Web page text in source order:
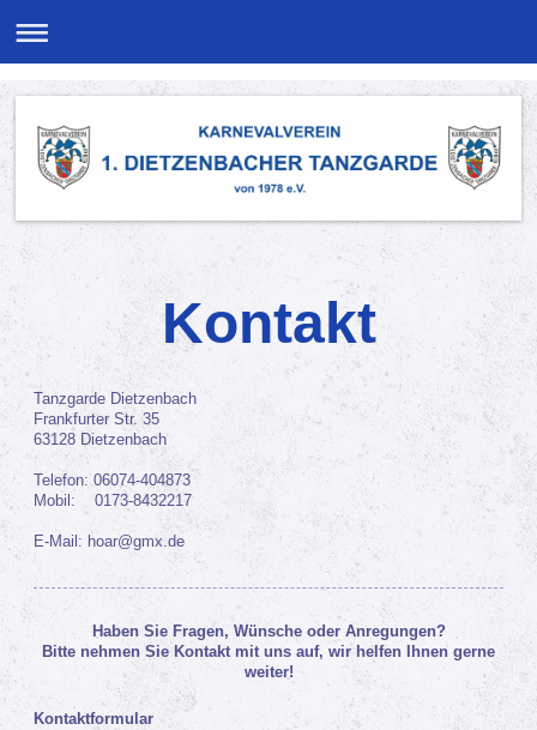
Kontakt
Tanzgarde Dietzenbach
Frankfurter Str. 35
63128 Dietzenbach
Telefon: 06074-404873
Mobil: 0173-8432217
E-Mail: hoar@gmx.de
Haben Sie Fragen, Wünsche oder Anregungen?
Bitte nehmen Sie Kontakt mit uns auf, wir helfen Ihnen gerne
weiter!
Kontaktformular